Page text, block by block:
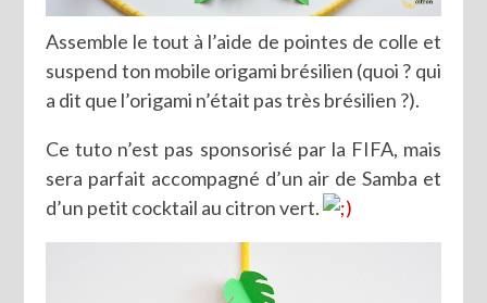
Assemble le tout à l’aide de pointes de colle et
suspend ton mobile origami brésilien (quoi ? qui
a dit que l’origami n’était pas très brésilien ?).
Ce tuto n’est pas sponsorisé par la FIFA, mais
sera parfait accompagné d’un air de Samba et
d’un petit cocktail au citron vert.